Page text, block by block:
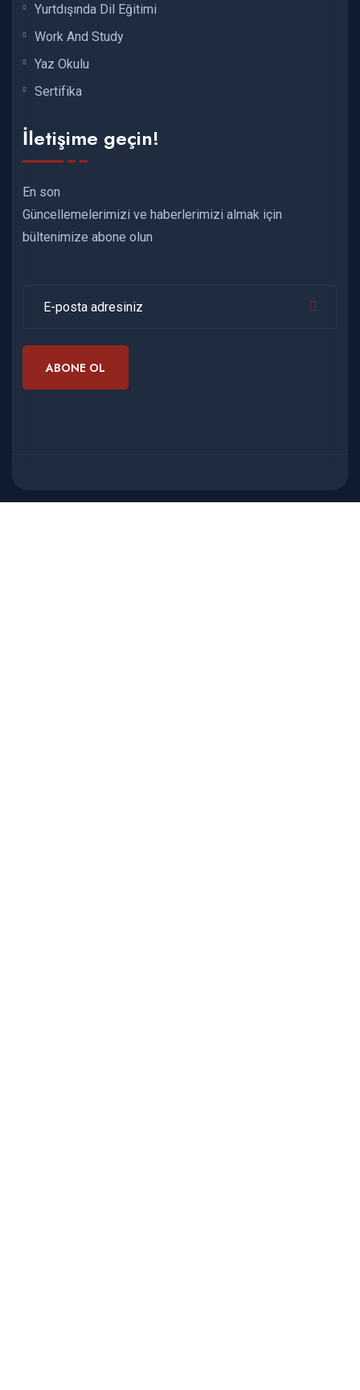
Yurtdışında Dil Eğitimi
Work And Study
Yaz Okulu
Sertifika
İletişime geçin!
En son
Güncellemelerimizi ve haberlerimizi almak için
bültenimize abone olun
ABONE OL